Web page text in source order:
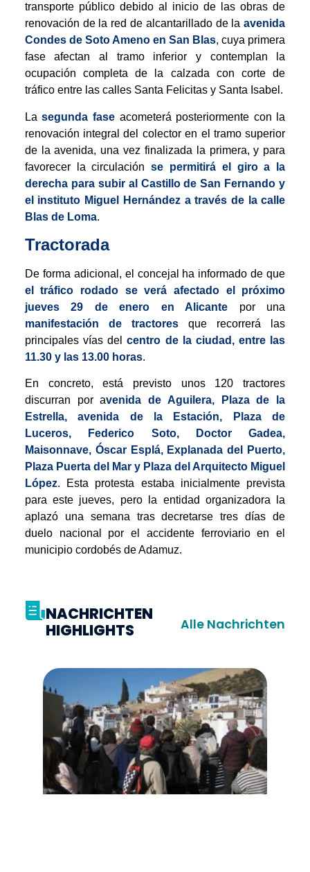
transporte público debido al inicio de las obras de
renovación de la red de alcantarillado de laavenida
Condes de Soto Ameno en San Blas, cuya primera
fase afectan al tramo inferior y contemplan la
ocupación completa de la calzada con corte de
tráfico entre las calles Santa Felicitas y Santa Isabel.
Lasegunda faseacometerá posteriormente con la
renovación integral del colector en el tramo superior
de la avenida, una vez finalizada la primera, y para
favorecer la circulaciónse permitirá el giro a la
derecha para subir al Castillo de San Fernando y
el instituto Miguel Hernández a través de la calle
Blas de Loma.
Tractorada
De forma adicional, el concejal ha informado de que
el tráfico rodado se verá afectado el próximo
jueves 29 de enero en Alicante por una
manifestación de tractoresque recorrerá las
principales vías delcentro de la ciudad, entre las
11.30 y las 13.00 horas.
En concreto, está previsto unos 120 tractores
discurran por avenida de Aguilera, Plaza de la
Estrella, avenida de la Estación, Plaza de
Luceros, Federico Soto, Doctor Gadea,
Maisonnave, Óscar Esplá, Explanada del Puerto,
Plaza Puerta del Mar y Plaza del Arquitecto Miguel
López. Esta protesta estaba inicialmente prevista
para este jueves, pero la entidad organizadora la
aplazó una semana tras decretarse tres días de
duelo nacional por el accidente ferroviario en el
municipio cordobés de Adamuz.
NACHRICHTEN
HIGHLIGHTS
Alle Nachrichten